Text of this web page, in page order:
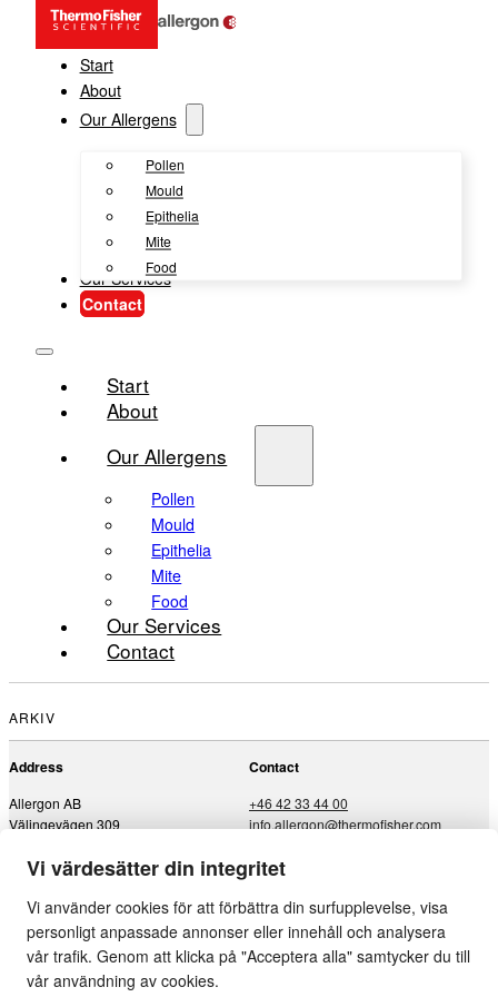
Vi värdesätter din integritet
Vi använder cookies för att förbättra din surfupplevelse, visa
personligt anpassade annonser eller innehåll och analysera
vår trafik. Genom att klicka på "Acceptera alla" samtycker du till
vår användning av cookies.
Start
About
Our Allergens
Pollen
Mould
Epithelia
Mite
Food
Our Services
Contact
Start
About
Our Allergens
Pollen
Mould
Epithelia
Mite
Food
Our Services
Contact
ARKIV
Address
Allergon AB
Välingevägen 309
Sweden
Contact
+46 42 33 44 00
info.allergon@thermofisher.com
Content
Start
About
Our Allergens
Pollen